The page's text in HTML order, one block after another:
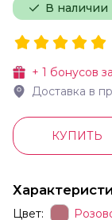
В наличии
+ 1 бонусов
Доставка в
КУПИТЬ
Цвет: